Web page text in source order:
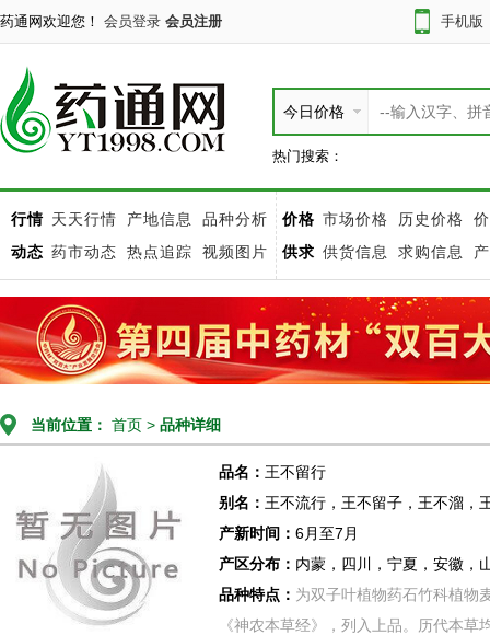
药通网欢迎您！ 会员登录 会员注册 手机版
今日价格
热门搜索：
行情 天天行情 产地信息
品种分析
动态 药市动态 热点追踪 视频图片
价格 市场价格 历史价格
供求 供货信息 求购信息
当前位置： 首页 > 品种详细
品名： 王不留行
别名： 王不流行，王不留子，王不溜，
产新时间： 6月至7月
产区分布： 内蒙，四川，宁夏，安徽，
品种特点： 为双子叶植物药石竹科植物
《神农本草经》，列入上品。历代本